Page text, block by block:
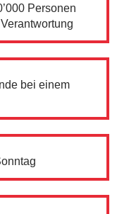
Personen
bei einem